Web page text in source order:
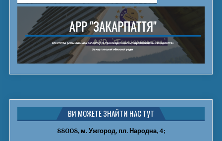
ВИ МОЖЕТЕ ЗНАЙТИ НАС ТУТ
88008, м. Ужгород, пл. Народна, 4;